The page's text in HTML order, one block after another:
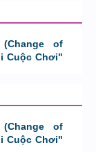
of
Cuộc Chơi"
of
Cuộc Chơi"